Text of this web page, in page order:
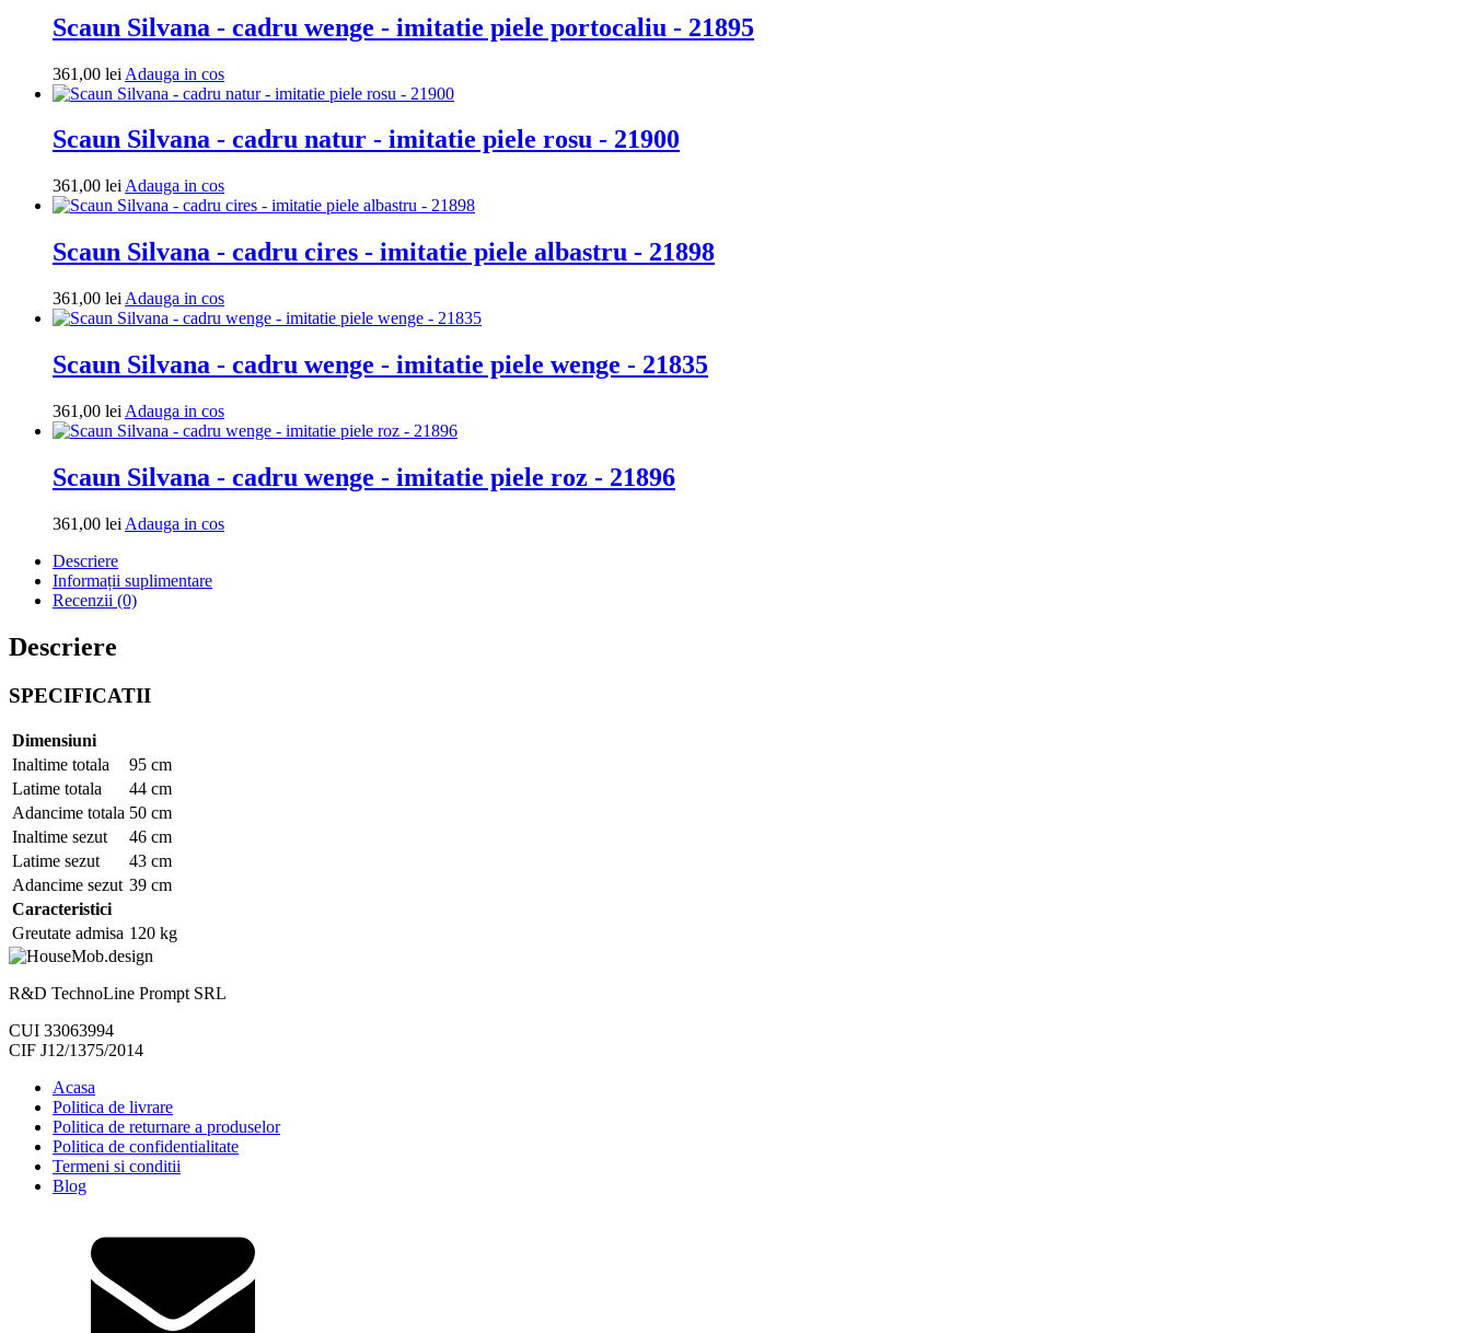
Scaun Silvana - cadru wenge - imitatie piele portocaliu - 21895
361,00 lei Adauga in cosAdauga
in
Scaun Silvana - cadru natur - imitatie piele rosu - 21900
361,00 lei Adauga in cosAdauga
in
Scaun Silvana - cadru cires - imitatie piele albastru - 21898
361,00 lei Adauga in cosAdauga
in
Scaun Silvana - cadru wenge - imitatie piele wenge - 21835
361,00 lei Adauga in cosAdauga
in
Scaun Silvana - cadru wenge - imitatie piele roz - 21896
361,00 lei Adauga in cosAdauga
Descriere
Informații suplimentare
Recenzii (0)
Descriere
SPECIFICATII
Dimensiuni
Inaltime totala
95 cm
Latime totala
44 cm
Adancime totala 50 cm
Inaltime sezut
46 cm
Latime sezut
43 cm
Adancime sezut 39 cm
Caracteristici
Greutate admisa 120 kg
R&D TechnoLine Prompt SRL
CUI 33063994
CIF J12/1375/2014
Acasa
Politica de livrare
Politica de returnare a produselor
Politica de confidentialitate
Termeni si conditii
Blog